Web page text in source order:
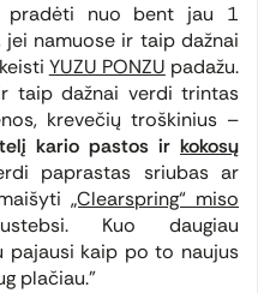
pradėti nuo bent jau 1
jei namuose ir taip dažnai
YUZU PONZU padažu.
taip dažnai verdi trintas
krevečių troškinius –
kario pastos ir kokosų
paprastas sriubas ar
„Clearspring“ miso
Kuo daugiau
pajausi kaip po to naujus
plačiau.”